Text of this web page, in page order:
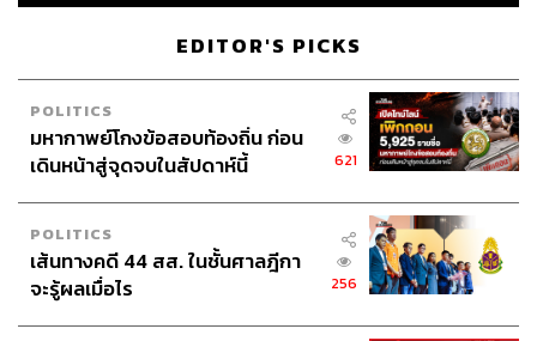
EDITOR'S PICKS
POLITICS
มหากาพย์โกงข้อสอบท้องถิ่น ก่อน
เดินหน้าสู่จุดจบในสัปดาห์นี้
621
POLITICS
เส้นทางคดี 44 สส. ในชั้นศาลฎีกา
จะรู้ผลเมื่อไร
256